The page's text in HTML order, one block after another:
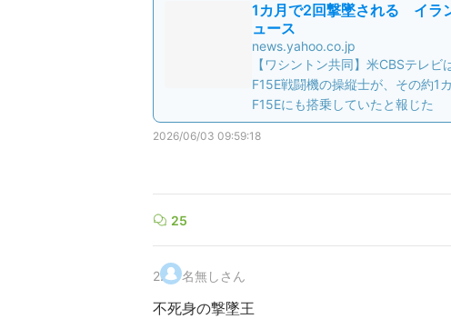
1カ月で2回撃墜される イラ
ュース
news.yahoo.co.jp
【ワシントン共同】米CBSテレ
F15E戦闘機の操縦士が、その約1
F15Eにも搭乗していたと報じた
2026/06/03 09:59:18
25
2. 名無しさん
不死身の撃墜王